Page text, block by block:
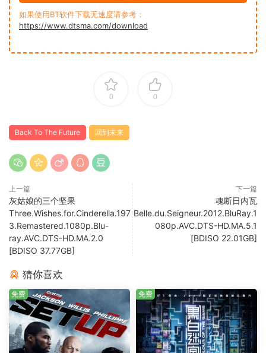
如果使用BT软件下载无速度请参考：
https://www.dtsma.com/download
0 0
Back To The Future 回到未来
上一篇
灰姑娘的三个坚果
Three.Wishes.for.Cinderella.197
3.Remastered.1080p.Blu-
ray.AVC.DTS-HD.MA.2.0
[BDISO 37.77GB]
下一篇
魂断日内瓦
Belle.du.Seigneur.2012.BluRay.1
080p.AVC.DTS-HD.MA.5.1
[BDISO 22.01GB]
猜你喜欢
免费 免费